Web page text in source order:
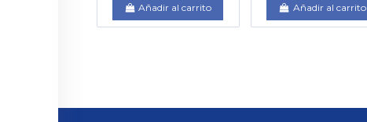
Añadir al carrito Añadir al carrito